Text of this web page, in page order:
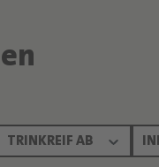
TRINKREIF AB